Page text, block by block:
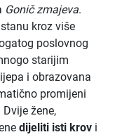
Gonič zmajeva.
kroz više
poslovnog
starijim
i obrazovana
promijeni
žene,
dijeliti isti krov i